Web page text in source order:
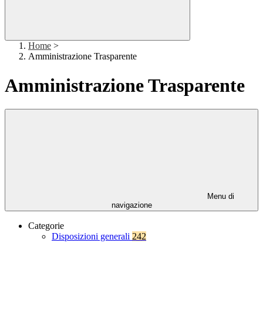
Home >
Amministrazione Trasparente
Amministrazione Trasparente
Menu di
navigazione
Categorie
Disposizioni generali 242